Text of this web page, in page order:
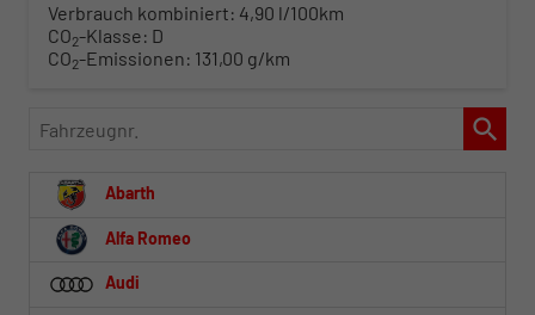
Verbrauch kombiniert: 4,90 l/100km
CO2-Klasse: D
CO2-Emissionen: 131,00 g/km
Fahrzeugnr.
Abarth
Alfa Romeo
Audi